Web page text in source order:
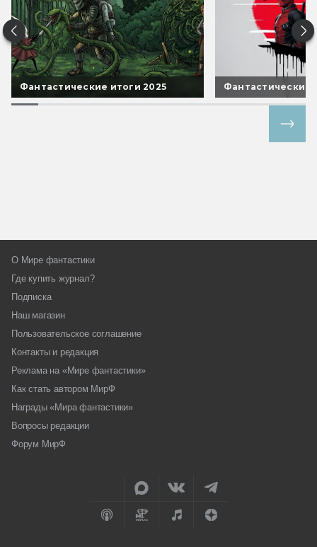
Фантастические итоги 2025 Фантастические
О Мире фантастики
Где купить журнал?
Подписка
Наш магазин
Пользовательское соглашение
Контакты и редакция
Реклама на «Мире фантастики»
Как стать автором МирФ
Награды «Мира фантастики»
Вопросы редакции
Форум МирФ